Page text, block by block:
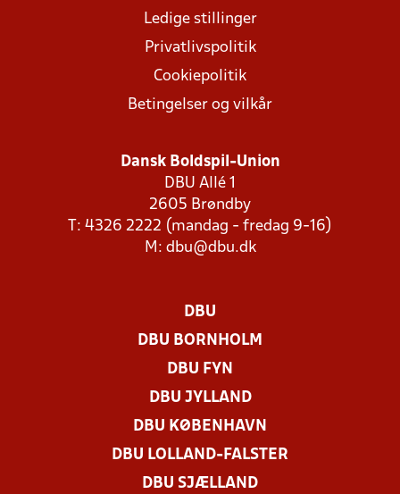
Ledige stillinger
Privatlivspolitik
Cookiepolitik
Betingelser og vilkår
Dansk Boldspil-Union
DBU Allé 1
2605 Brøndby
T: 4326 2222 (mandag - fredag 9-16)
M: dbu@dbu.dk
DBU
DBU BORNHOLM
DBU FYN
DBU JYLLAND
DBU KØBENHAVN
DBU LOLLAND-FALSTER
DBU SJÆLLAND